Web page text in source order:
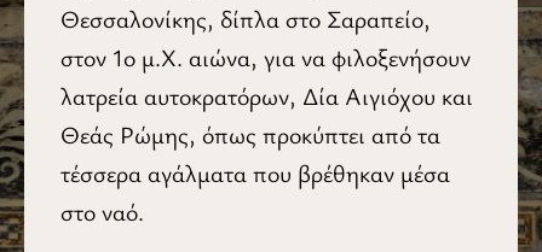
Θεσσαλονίκης, δίπλα στο Σαραπείο,
στον 1ο μ.Χ. αιώνα, για να φιλοξενήσουν
λατρεία αυτοκρατόρων, Δία Αιγιόχου και
Θεάς Ρώμης, όπως προκύπτει από τα
τέσσερα αγάλματα που βρέθηκαν μέσα
στο ναό.